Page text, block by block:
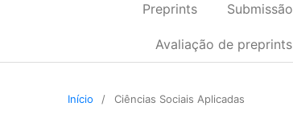
Preprints Submissão
Avaliação de preprints
Início / Ciências Sociais Aplicadas